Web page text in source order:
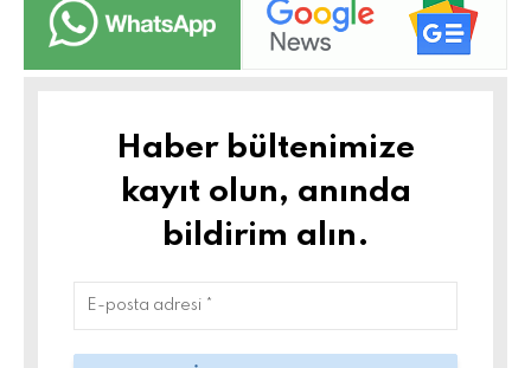
Haber bültenimize
kayıt olun, anında
bildirim alın.